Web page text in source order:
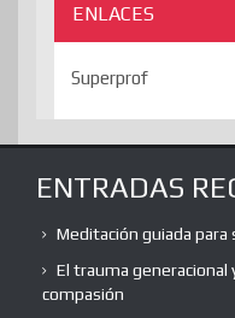
ENLACES
Superprof
ENTRADAS
Meditación guiada para
El trauma generacional
compasión